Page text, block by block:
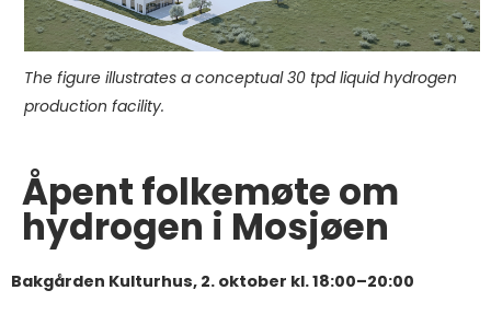
The figure illustrates a conceptual 30 tpd liquid hydrogen
production facility.
Åpent folkemøte om
hydrogen i Mosjøen
Bakgården Kulturhus, 2. oktober kl. 18:00–20:00